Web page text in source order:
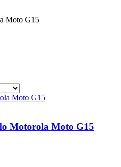
Moto G15
Motorola Moto G15